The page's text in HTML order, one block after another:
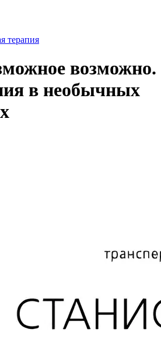
терапия
возможно.
в необычных